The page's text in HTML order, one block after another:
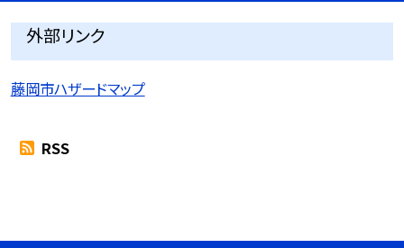
外部リンク
藤岡市ハザードマップ
RSS